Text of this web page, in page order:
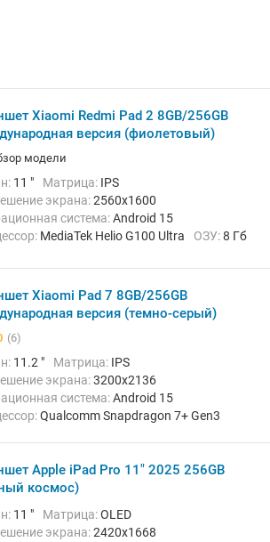
Xiaomi Redmi Pad 2 8GB/256GB
версия (фиолетовый)
модели
11 " Матрица: IPS
экрана:2560x1600
система:Android 15
MediaTek Helio G100 Ultra ОЗУ:8 Гб
камера:8 Мп
связь: Bluetooth, Wi-Fi
Xiaomi Pad 7 8GB/256GB
версия (темно-серый)
(6)
11.2 " Матрица: IPS
экрана:3200x2136
система:Android 15
Qualcomm Snapdragon 7+ Gen3
связь: Bluetooth, Wi-Fi Вес:500 г
Apple iPad Pro 11" 2025 256GB
космос)
11 " Матрица:OLED
экрана:2420x1668